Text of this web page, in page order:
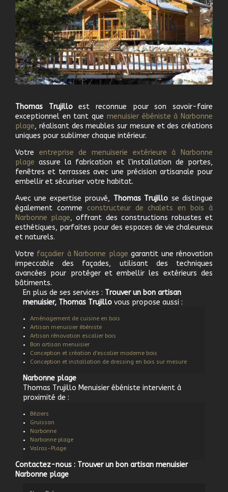
Thomas Trujilloest reconnue pour son savoir-faire
exceptionnel en tant que menuisier ébéniste à Narbonne
plage, réalisant des meubles sur mesure et des créations
uniques pour sublimer chaque intérieur.
Votre entreprise de menuiserie extérieure à
Narbonne
plage assure la fabrication et l'installation de portes,
fenêtres et terrasses avec une précision artisanale pour
embellir et sécuriser votre habitat.
Avec une expertise prouvé, Thomas Trujillo se distingue
également comme constructeur de chalets en bois à
Narbonne plage, offrant des constructions robustes et
esthétiques, parfaites pour des espaces de vie chaleureux
et naturels.
Votre façadier à Narbonne plage garantit une rénovation
impeccable des façades, utilisant des techniques
avancées pour protéger et embellir les extérieurs des
bâtiments.
En plus de ses services : Trouver un bon artisan
menuisier, Thomas Trujillo vous propose aussi :
Aménagement de cuisine en bois
Artisan menuisier ébéniste
Artisan rénovation escalier bois
Bon artisan menuisier
Conception et création d'escalier moderne bois
Conception et installation de dressing en bois sur mesure
Narbonne plage
Thomas Trujillo Menuisier ébéniste intervient à
proximité de :
Béziers
Gruissan
Narbonne
Narbonne plage
Valras-Plage
Contactez-nous : Trouver un bon artisan menuisier
Narbonne plage